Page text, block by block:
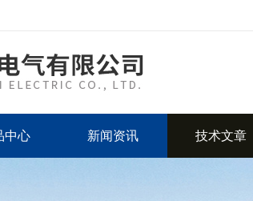
中心 新闻资讯 技术文章